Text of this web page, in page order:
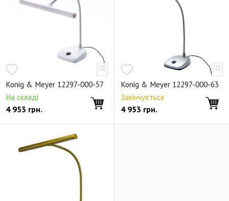
Банкетки
Стулья для клавишных
Складные пюпитры
Не складные пюпитры
Раздвижные пюпитры
Дирижерские пюпитры
Звукоизоляционные пюпитры
Подставки для нот
Освещение для пюпитров
Аксессуары к пюпитрам
Подставки и стойки для гитар
Держатели для гитар
Подставки и держатели для струнных
Подставки и держатели для духовых
Подставки для ударных и перкуссии
Konig & Meyer 12297-000-57
На складі
4 953 грн.
Konig & Meyer 12297-000-63
Закінчується
4 953 грн.